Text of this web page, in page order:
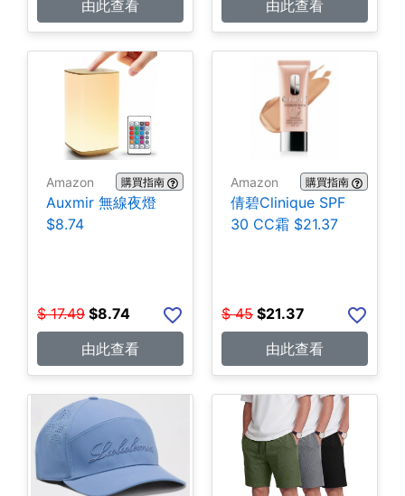
由此查看
由此查看
Amazon 購買指南
Auxmir 無線夜燈
$8.74
$ 17.49 $8.74
由此查看
Amazon 購買指南
倩碧Clinique SPF
30 CC霜 $21.37
$ 45 $21.37
由此查看